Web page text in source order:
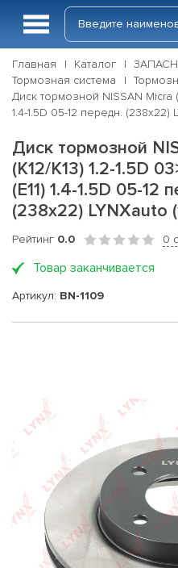
Главная Каталог
Тормозная система
Диск тормозной NISSAN Micra
1.4-1.5D 05-12 передн. (238x22)
Диск тормозной
(K12/K13) 1.2-1.5D
(E11) 1.4-1.5D 05-12
(238x22) LYNXauto
Рейтинг 0.0 0
Товар заканчивается
Артикул: BN-1109